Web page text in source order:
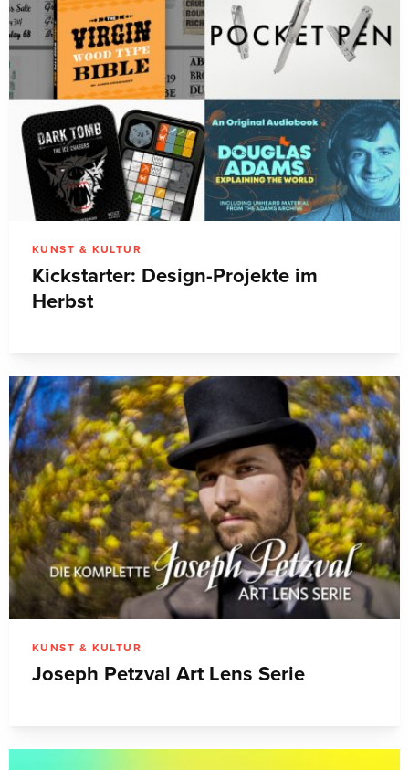
KUNST & KULTUR
Kickstarter: Design-Projekte im
Herbst
KUNST & KULTUR
Joseph Petzval Art Lens Serie